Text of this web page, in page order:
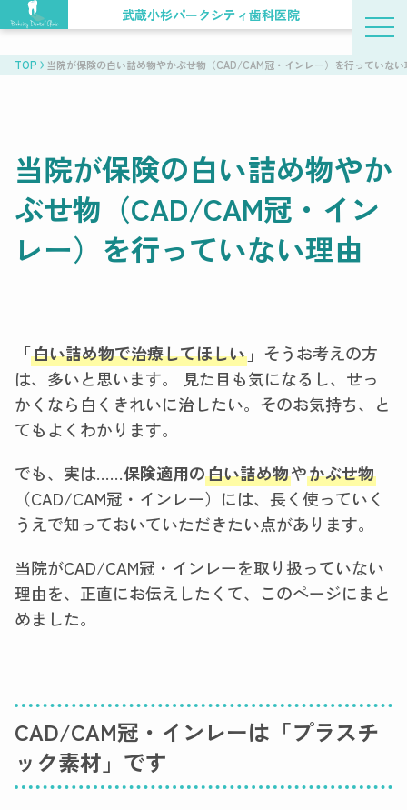
武蔵小杉パークシティ歯科医院
TOP 当院が保険の白い詰め物やかぶせ物（CAD/CAM冠・インレー）を行っていない
当院が保険の白い詰め物やか
ぶせ物（CAD/CAM冠・イン
レー）を行っていない理由
「白い詰め物で治療してほしい 」そうお考えの方
は、多いと思います。 見た目も気になるし、せっ
かくなら白くきれいに治したい。そのお気持ち、と
てもよくわかります。
でも、実は……保険適用の白い詰め物やかぶせ物
（CAD/CAM冠・インレー）には、長く使っていく
うえで知っておいていただきたい点があります。
当院がCAD/CAM冠・インレーを取り扱っていない
理由を、正直にお伝えしたくて、このページにまと
めました。
CAD/CAM冠・インレーは「プラスチ
ック素材」です